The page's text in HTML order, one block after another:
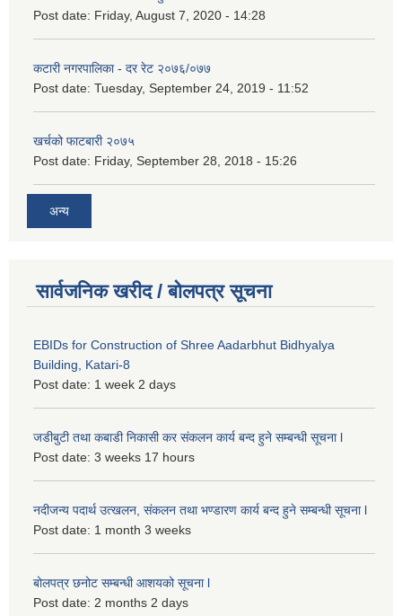
Post date: Friday, August 7, 2020 - 14:28
कटारी नगरपालिका - दर रेट २०७६/०७७
Post date: Tuesday, September 24, 2019 - 11:52
खर्चको फाटबारी २०७५
Post date: Friday, September 28, 2018 - 15:26
अन्य
सार्वजनिक खरीद / बोलपत्र सूचना
EBIDs for Construction of Shree Aadarbhut Bidhyalya
Building, Katari-8
Post date: 1 week 2 days
जडीबुटी तथा कबाडी निकासी कर संकलन कार्य बन्द हुने सम्बन्धी सूचना l
Post date: 3 weeks 17 hours
नदीजन्य पदार्थ उत्खलन, संकलन तथा भण्डारण कार्य बन्द हुने सम्बन्धी सूचना l
Post date: 1 month 3 weeks
बोलपत्र छनोट सम्बन्धी आशयको सूचना l
Post date: 2 months 2 days